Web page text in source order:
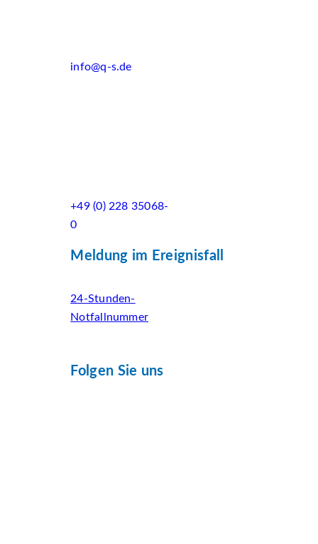
info@q-s.de
+49 (0) 228 35068-
0
Meldung im Ereignisfall
24-Stunden-
Notfallnummer
Folgen Sie uns